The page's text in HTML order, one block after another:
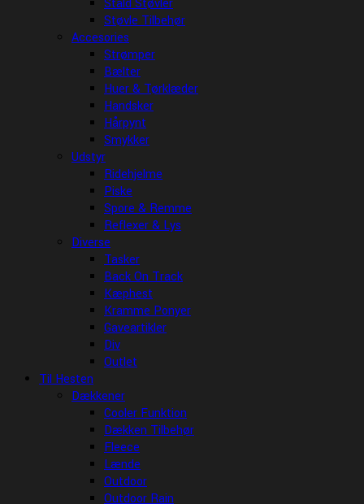
Stald Støvler
Støvle Tilbehør
Accesories
Strømper
Bælter
Huer & Tørklæder
Handsker
Hårpynt
Smykker
Udstyr
Ridehjelme
Piske
Spore & Remme
Reflexer & Lys
Diverse
Tasker
Back On Track
Kæphest
Kramme Ponyer
Gaveartikler
Div
Outlet
Til Hesten
Dækkener
Cooler Funktion
Dækken Tilbehør
Fleece
Lænde
Outdoor
Outdoor Rain